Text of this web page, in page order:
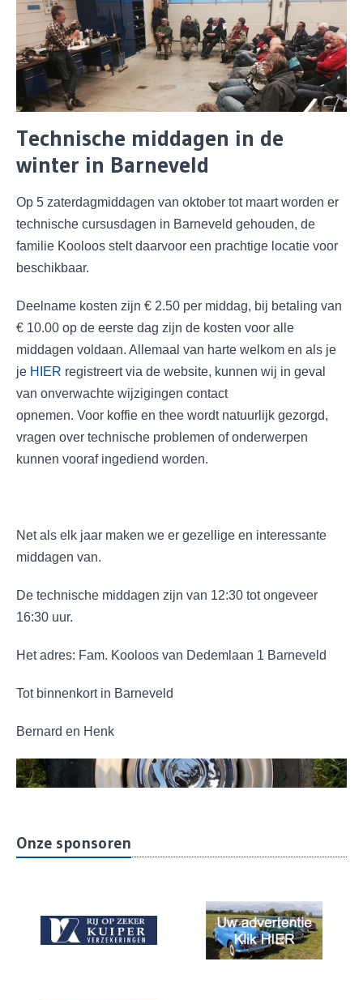
Technische middagen in de
winter in Barneveld
Op 5 zaterdagmiddagen van oktober tot maart worden er
technische cursusdagen in Barneveld gehouden, de
familie Kooloos stelt daarvoor een prachtige locatie voor
beschikbaar.
Deelname kosten zijn € 2.50 per middag, bij betaling van
€ 10.00 op de eerste dag zijn de kosten voor alle
middagen voldaan. Allemaal van harte welkom en als je
je HIER registreert via de website, kunnen wij in geval
van onverwachte wijzigingen contact
opnemen. Voor koffie en thee wordt natuurlijk gezorgd,
vragen over technische problemen of onderwerpen
kunnen vooraf ingediend worden.
Net als elk jaar maken we er gezellige en interessante
middagen van.
De technische middagen zijn van 12:30 tot ongeveer
16:30 uur.
Het adres: Fam. Kooloos van Dedemlaan 1 Barneveld
Tot binnenkort in Barneveld
Bernard en Henk
Onze sponsoren